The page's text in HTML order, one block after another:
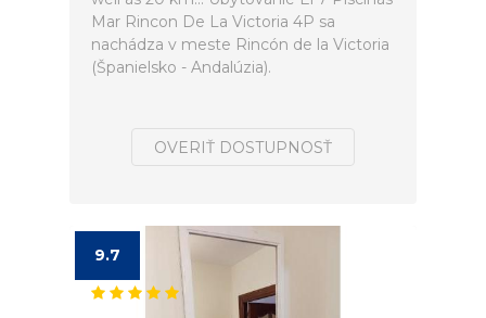
Mar Rincon De La Victoria 4P sa
nachádza v meste Rincón de la Victoria
(Španielsko - Andalúzia).
OVERIŤ DOSTUPNOSŤ
9.7